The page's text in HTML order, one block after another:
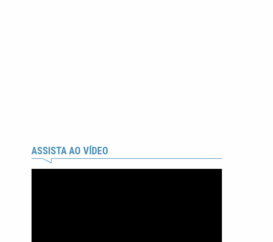
ASSISTA AO VÍDEO